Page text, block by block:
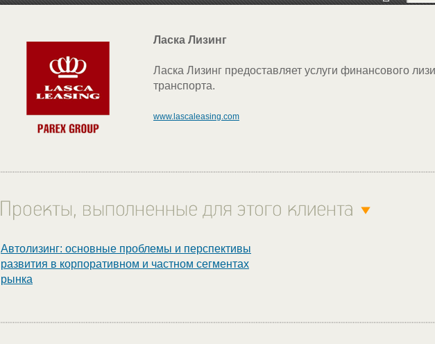
Ласка Лизинг
Ласка Лизинг предоставляет услуги финансового
транспорта.
www.lascaleasing.com
Автолизинг: основные проблемы и перспективы
развития в корпоративном и частном сегментах
рынка